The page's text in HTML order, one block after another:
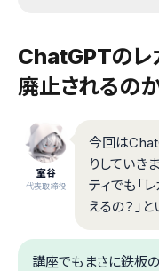
ChatGPTのレ
廃止されるの
室谷
代表取締役
今回は
りしていき
ティでも「
えるの？」
講座でもまさに鉄板